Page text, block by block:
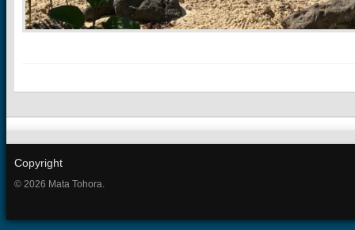
Copyright
© 2026 Mata Tohora.